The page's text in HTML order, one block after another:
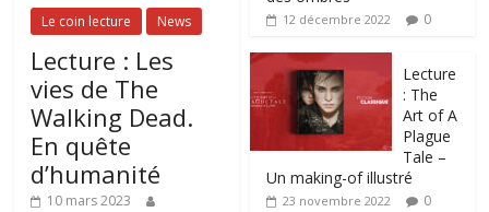
Le coin lecture News
Lecture : Les
vies de The
Walking Dead.
En quête
d’humanité
10 mars 2023
12 décembre 2022 0
Lecture
: The
Art of A
Plague
Tale –
Un making-of illustré
23 novembre 2022 0